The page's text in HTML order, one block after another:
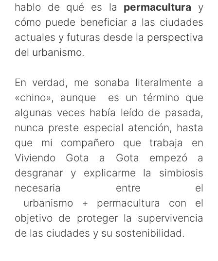
hablo de qué es la permacultura y
cómo puede beneficiar a las ciudades
actuales y futuras desde la perspectiva
del urbanismo.
En verdad, me sonaba literalmente a
«chino», aunque es un término que
algunas veces había leído de pasada,
nunca preste especial atención, hasta
que mi compañero que trabaja en
Viviendo Gota a Gota empezó a
desgranar y explicarme la simbiosis
necesaria entre el
urbanismo + permacultura con el
objetivo de proteger la supervivencia
de las ciudades y su sostenibilidad.